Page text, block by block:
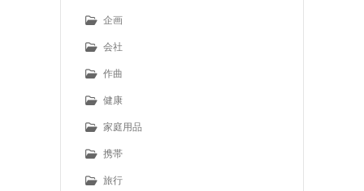
企画
会社
作曲
健康
家庭用品
携帯
旅行